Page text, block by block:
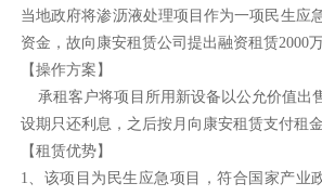
当地政府将渗沥液处理项目作为一项民生应
资金，故向康安租赁公司提出融资租赁2000万
【操作方案】
承租客户将项目所用新设备以公允价值出
设期只还利息，之后按月向康安租赁支付租
【租赁优势】
1、该项目为民生应急项目，符合国家产业